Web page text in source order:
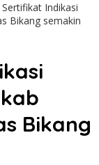
Indikasi
Bikang semakin
Bikang